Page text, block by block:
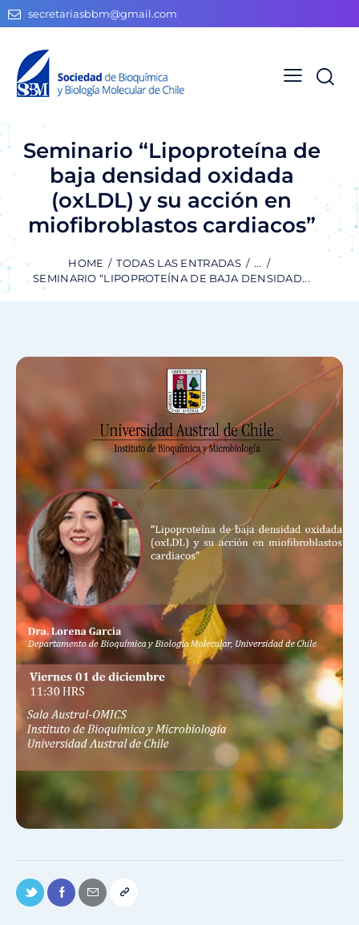
secretariasbbm@gmail.com
Seminario “Lipoproteína de
baja densidad oxidada
(oxLDL) y su acción en
miofibroblastos cardiacos”
HOME TODAS LAS ENTRADAS
...
SEMINARIO “LIPOPROTEÍNA DE BAJA DENSIDAD...